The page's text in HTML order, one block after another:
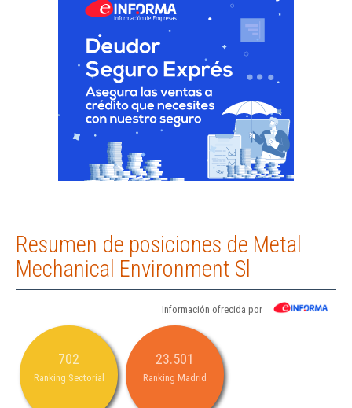
Resumen de posiciones de Metal
Mechanical Environment Sl
Información ofrecida por
702
Ranking Sectorial
23.501
Ranking Madrid